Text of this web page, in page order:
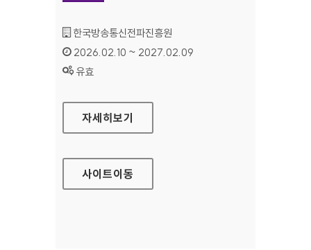
기관명 :
한국방송통신전파진흥원
인증기간 :
2026.02.10 ~ 2027.02.09
상태 :
유효
공공용주파수 수요관리 시스템
자세히보기
사이트이동